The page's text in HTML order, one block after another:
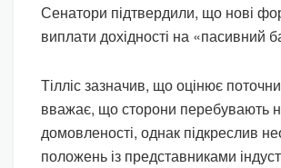
Сенатори підтвердили, що нові
виплати дохідності на «пасивний
Тілліс зазначив, що оцінює
вважає, що сторони перебувають
домовленості, однак підкреслив
положень із представниками